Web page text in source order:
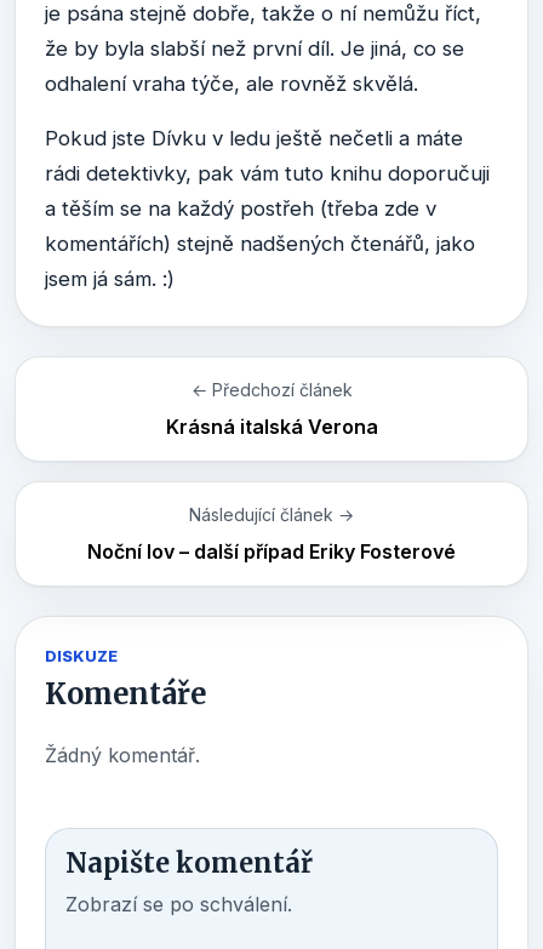
je psána stejně dobře, takže o ní nemůžu říct,
že by byla slabší než první díl. Je jiná, co se
odhalení vraha týče, ale rovněž skvělá.
Pokud jste Dívku v ledu ještě nečetli a máte
rádi detektivky, pak vám tuto knihu doporučuji
a těším se na každý postřeh (třeba zde v
komentářích) stejně nadšených čtenářů, jako
jsem já sám. :)
← Předchozí článek
Krásná italská Verona
Následující článek →
Noční lov – další případ Eriky Fosterové
DISKUZE
Komentáře
Žádný komentář.
Napište komentář
Zobrazí se po schválení.